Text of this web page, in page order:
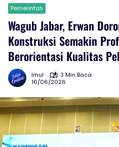
Pemerintah
Wagub Jabar, Erwan
Konstruksi Semakin
Berorientasi Kualitas
Imul
3 Min Baca
16/06/2026